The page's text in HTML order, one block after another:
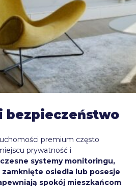
bezpieczeństwo
premium często
prywatność i
systemy monitoringu,
osiedla lub posesje
spokój mieszkańcom.